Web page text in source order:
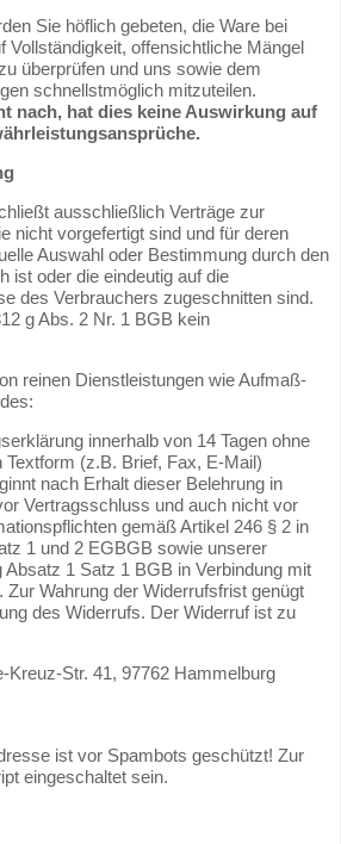
Sie höflich gebeten, die Ware bei
Vollständigkeit, offensichtliche Mängel
überprüfen und uns sowie dem
schnellstmöglich mitzuteilen.
nach, hat dies keine Auswirkung auf
ausschließlich Verträge zur
nicht vorgefertigt sind und für deren
Auswahl oder Bestimmung durch den
ist oder die eindeutig auf die
des Verbrauchers zugeschnitten sind.
g Abs. 2 Nr. 1 BGB kein
reinen Dienstleistungen wie Aufmaß-
innerhalb von 14 Tagen ohne
(z.B. Brief, Fax, E-Mail)
nach Erhalt dieser Belehrung in
Vertragsschluss und auch nicht vor
gemäß Artikel 246 § 2 in
1 und 2 EGBGB sowie unserer
Absatz 1 Satz 1 BGB in Verbindung mit
Wahrung der Widerrufsfrist genügt
des Widerrufs. Der Widerruf ist zu
Kreuz-Str. 41, 97762 Hammelburg
ist vor Spambots geschützt! Zur
eingeschaltet sein.